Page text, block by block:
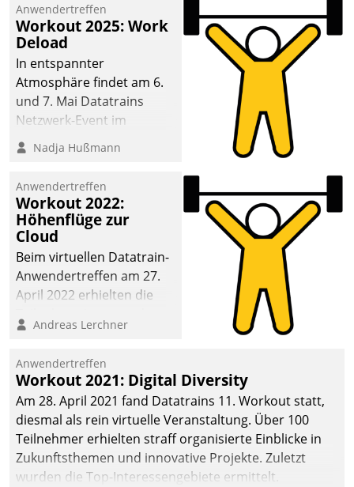
Anwendertreffen
Workout 2025: Work
Deload
In entspannter
Atmosphäre findet am 6.
und 7. Mai Datatrains
Netzwerk-Event im
Kunden- und Partnerkreis
statt. Zentrale Frage: Wie
Mammutprojekte
meistern und Workloads
wuppen – bei zunehmend
anspruchsvollen
Aufgaben und
abnehmendem
Nadja Hußmann
Anwendertreffen
Workout 2022:
Höhenflüge zur
Cloud
Beim virtuellen Datatrain-
Anwendertreffen am 27.
April 2022 erhielten die
Teilnehmer kurzweilige
Cloud-Strategien und -
Lösungen mit hohem
Zukunftspotenzial.
Andreas Lerchner
Anwendertreffen
Workout 2021: Digital Diversity
Am 28. April 2021 fand Datatrains 11. Workout statt,
diesmal als rein virtuelle Veranstaltung. Über 100
Teilnehmer erhielten straff organisierte Einblicke in
Zukunftsthemen und innovative Projekte. Zuletzt
wurden die Top-Interessengebiete ermittelt.